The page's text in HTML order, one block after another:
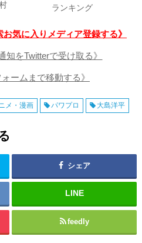
ランキング
気に入りメディア登録する》
知をTwitterで受け取る》
ームまで移動する》
メ・漫画 パワプロ 大島洋平
シェア
feedly